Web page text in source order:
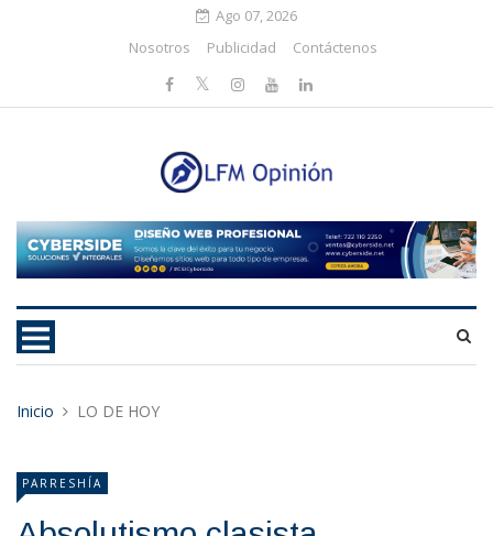
Ago 07, 2026
Nosotros
Publicidad Contáctenos
Inicio LO DE HOY
PARRESHÍA